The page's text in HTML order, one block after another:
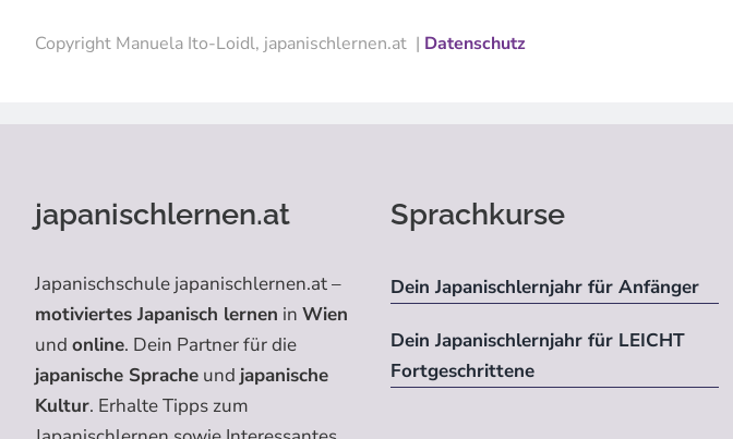
Copyright Manuela Ito-Loidl, japanischlernen.at | Datenschutz
japanischlernen.at
Japanischschule japanischlernen.at –
motiviertes Japanisch lernen in Wien
und online. Dein Partner für die
japanische Spracheund japanische
Kultur. Erhalte Tipps zum
Sprachkurse
Dein Japanischlernjahr für Anfänger
Dein Japanischlernjahr für LEICHT
Fortgeschrittene